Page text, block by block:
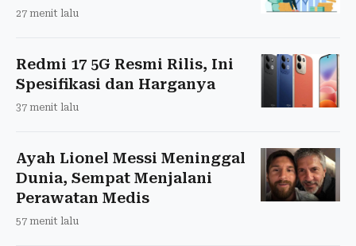
27 menit lalu
Redmi 17 5G Resmi Rilis, Ini
Spesifikasi dan Harganya
37 menit lalu
Ayah Lionel Messi Meninggal
Dunia, Sempat Menjalani
Perawatan Medis
57 menit lalu